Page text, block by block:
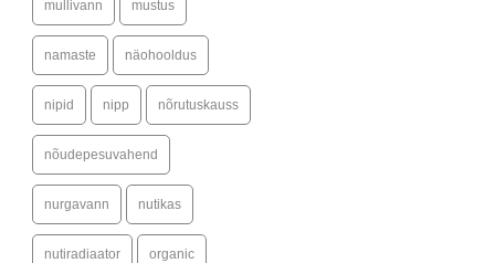
mullivann mustus
namaste näohooldus
nipid nipp nõrutuskauss
nõudepesuvahend
nurgavann nutikas
nutiradiaator organic